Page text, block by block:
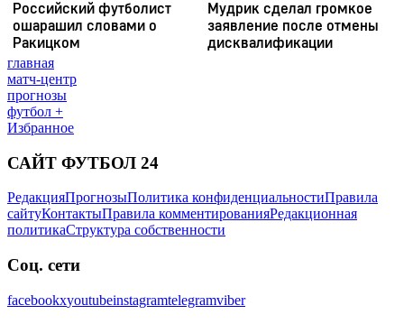
главная
матч-центр
прогнозы
футбол +
Избранное
САЙТ ФУТБОЛ 24
РедакцияПрогнозыПолитика конфиденциальностиПравила
сайтуКонтактыПравила комментированияРедакционная
политикаСтруктура собственности
Соц. сети
facebookxyoutubeinstagramtelegramviber